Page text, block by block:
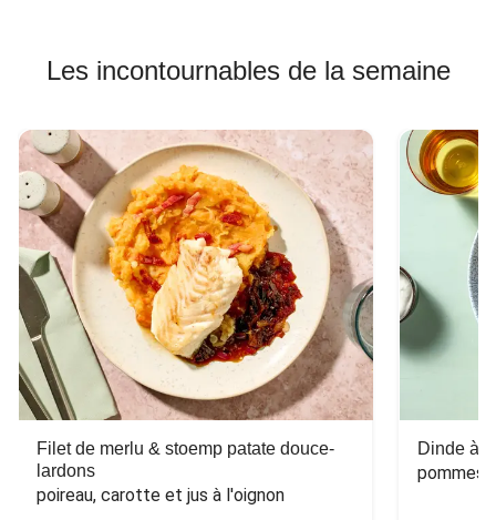
Les incontournables de la semaine
Filet de merlu & stoemp patate douce-
lardons
poireau, carotte et jus à l'oignon
Dinde à
pommes